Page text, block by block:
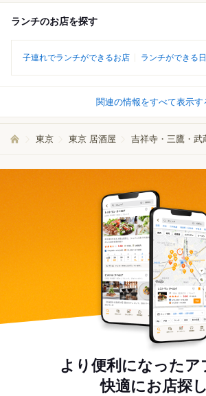
ランチのお店を探す
子連れでランチができるお店 ランチができる
関連の情報をすべて表示す
東京 東京 居酒屋 吉祥寺・三鷹・武
より便利になったア
快適にお店探し